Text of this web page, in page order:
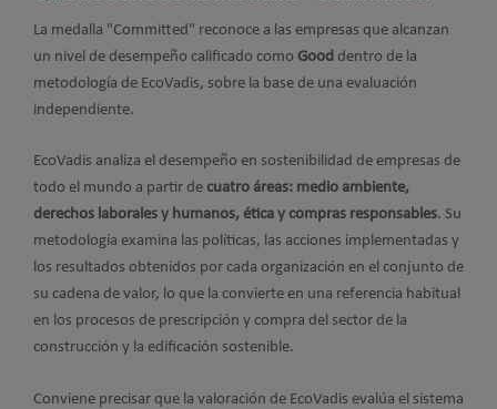
La medalla "Committed" reconoce a las empresas que alcanzan
un nivel de desempeño calificado como Good dentro de la
metodología de EcoVadis, sobre la base de una evaluación
independiente.
EcoVadis analiza el desempeño en sostenibilidad de empresas de
todo el mundo a partir de cuatro áreas: medio ambiente,
derechos laborales y humanos, ética y compras responsables. Su
metodología examina las políticas, las acciones implementadas y
los resultados obtenidos por cada organización en el conjunto de
su cadena de valor, lo que la convierte en una referencia habitual
en los procesos de prescripción y compra del sector de la
construcción y la edificación sostenible.
Conviene precisar que la valoración de EcoVadis evalúa el sistema